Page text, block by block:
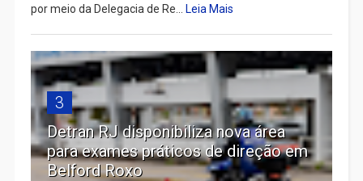
por meio da Delegacia de Re... Leia Mais
3
Detran RJ disponibiliza nova área
para exames práticos de direção em
Belford Roxo